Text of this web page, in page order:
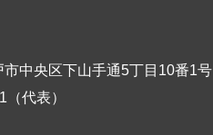
市中央区下山手通5丁目10番1号
代表）